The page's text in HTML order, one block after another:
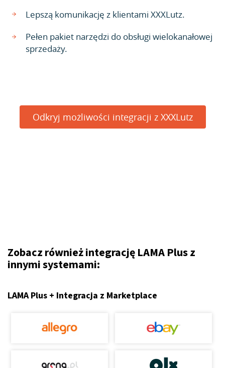
Lepszą komunikację z klientami XXXLutz.
Pełen pakiet narzędzi do obsługi wielokanałowej
sprzedaży.
Odkryj możliwości integracji z XXXLutz
Zobacz również integrację LAMA Plus z
innymi systemami:
LAMA Plus + Integracja z Marketplace